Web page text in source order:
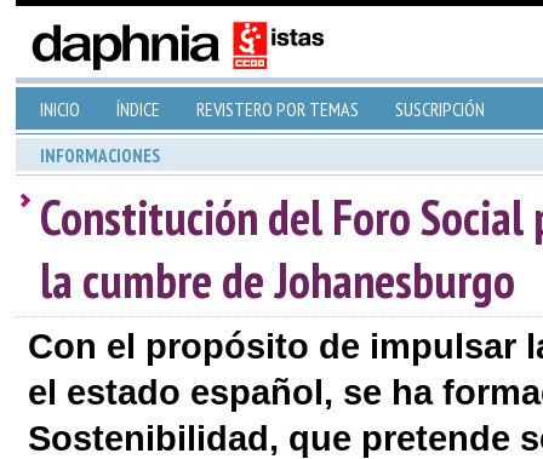
INICIO ÍNDICE REVISTERO POR TEMAS SUSCRIPCIÓN
INFORMACIONES
Constitución del Foro
la cumbre de Johanesburgo
Con el propósito de impulsar
el estado español, se ha
Sostenibilidad, que pretende